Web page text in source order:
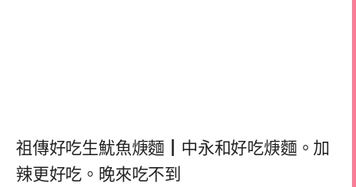
祖傳好吃生魷魚焿麵┃中永和好吃焿麵。加
辣更好吃。晚來吃不到